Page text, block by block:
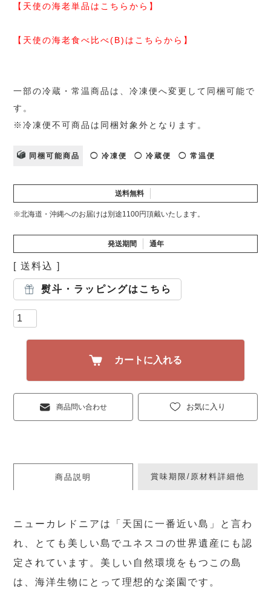
【天使の海老単品はこちらから】
【天使の海老食べ比べ(B)はこちらから】
一部の冷蔵・常温商品は、冷凍便へ変更して同梱可能で
す。
※冷凍便不可商品は同梱対象外となります。
同梱可能商品 ◯ 冷凍便 ◯ 冷蔵便 ◯ 常温便
送料無料
※北海道・沖縄へのお届けは別途1100円頂戴いたします。
発送期間 通年
送料込
熨斗・ラッピングはこちら
お気に入り
カートに入れる
商品問い合わせ
商品説明 賞味期限/原材料詳細他
ニューカレドニアは「天国に一番近い島」と言わ
れ、とても美しい島でユネスコの世界遺産にも認
定されています。美しい自然環境をもつこの島
は、海洋生物にとって理想的な楽園です。